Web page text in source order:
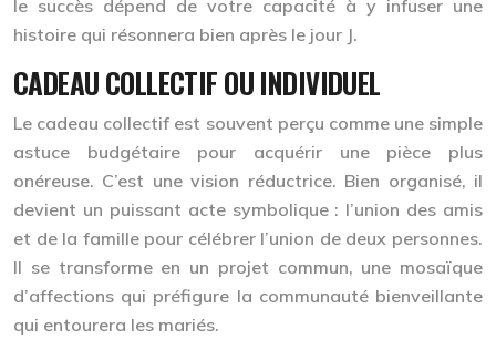
le succès dépend de votre capacité à y infuser une
histoire qui résonnera bien après le jour J.
CADEAU COLLECTIF OU INDIVIDUEL
Le cadeau collectif est souvent perçu comme une simple
astuce budgétaire pour acquérir une pièce plus
onéreuse. C’est une vision réductrice. Bien organisé, il
devient un puissant acte symbolique : l’union des amis
et de la famille pour célébrer l’union de deux personnes.
Il se transforme en un projet commun, une mosaïque
d’affections qui préfigure la communauté bienveillante
qui entourera les mariés.